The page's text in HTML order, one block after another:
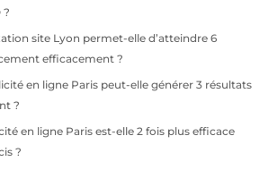
?
site Lyon permet-elle d’atteindre 6
efficacement ?
en ligne Paris peut-elle générer 3 résultats
?
en ligne Paris est-elle 2 fois plus efficace
?